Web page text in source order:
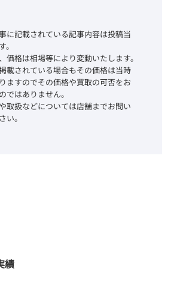
に記載されている記事内容は投稿当
。
価格は相場等により変動いたします。
載されている場合もその価格は当時
ますのでその価格や買取の可否をお
ではありません。
取扱などについては店舗までお問い
い。
績